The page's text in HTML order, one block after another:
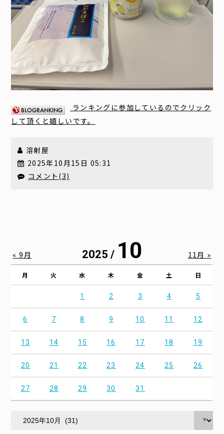
ランキングに参加しているのでクリック
して頂くと嬉しいです。
溶射屋
2025年10月15日 05:31
コメント(3)
2025 / 10
月 火 水 木 金 土 日
1 2 3 4 5
6 7 8 9 10 11 12
13 14 15 16 17 18 19
20 21 22 23 24 25 26
27 28 29 30 31
« 9月 11月 »